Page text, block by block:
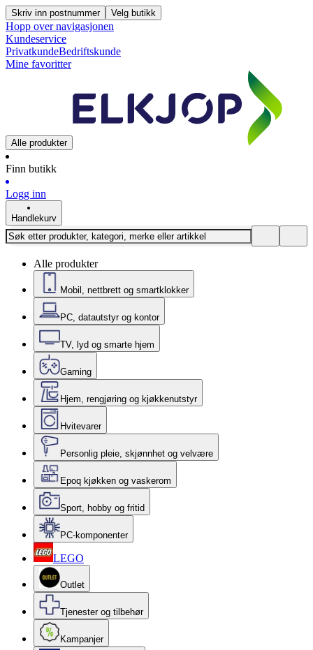
Skriv inn postnummer Velg butikk
Hopp over navigasjonen
Kundeservice
PrivatkundeBedriftskunde
Mine favoritter
Alle produkter
Finn butikk
Logg inn
Handlekurv
Alle produkter
Mobil, nettbrett og smartklokker
PC, datautstyr og kontor
TV, lyd og smarte hjem
Gaming
Hjem, rengjøring og kjøkkenutstyr
Hvitevarer
Personlig pleie, skjønnhet og velvære
Epoq kjøkken og vaskerom
Sport, hobby og fritid
PC-komponenter
LEGO
Outlet
Tjenester og tilbehør
Kampanjer